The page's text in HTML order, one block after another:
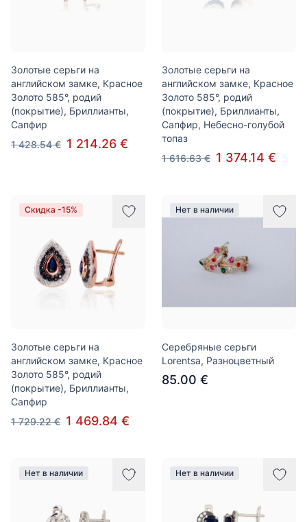
Золотые серьги на
английском замке, Красное
Золото 585°, родий
(покрытие), Бриллианты,
Сапфир
1 428.54 € 1 214.26 €
Золотые серьги на
английском замке, Красное
Золото 585°, родий
(покрытие), Бриллианты,
Сапфир, Небесно-голубой
топаз
1 616.63 € 1 374.14 €
Скидка -15%
Золотые серьги на
английском замке, Красное
Золото 585°, родий
(покрытие), Бриллианты,
Сапфир
1 729.22 € 1 469.84 €
Нет в наличии
Серебряные серьги
Lorentsa, Разноцветный
85.00 €
Нет в наличии Нет в наличии